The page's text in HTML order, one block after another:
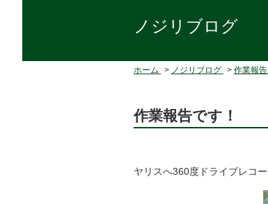
ノジリブログ
ホーム ノジリブログ 作業報告
作業報告です！
ヤリスへ360度ドライブレコ